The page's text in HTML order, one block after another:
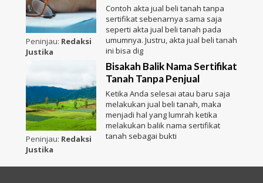
Peninjau: Redaksi
Justika
Contoh akta jual beli tanah tanpa
sertifikat sebenarnya sama saja
seperti akta jual beli tanah pada
umumnya. Justru, akta jual beli tanah
ini bisa dig
Peninjau: Redaksi
Justika
Bisakah Balik Nama Sertifikat
Tanah Tanpa Penjual
Ketika Anda selesai atau baru saja
melakukan jual beli tanah, maka
menjadi hal yang lumrah ketika
melakukan balik nama sertifikat
tanah sebagai bukti